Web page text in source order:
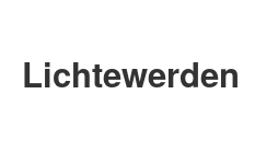
Lichtewerden